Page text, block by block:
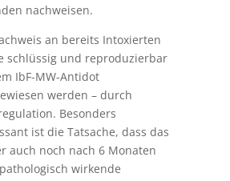
nachweisen.
an bereits Intoxierten
schlüssig und reproduzierbar
IbF-MW-Antidot
werden – durch
Besonders
ist die Tatsache, dass das
auch noch nach 6 Monaten
wirkende